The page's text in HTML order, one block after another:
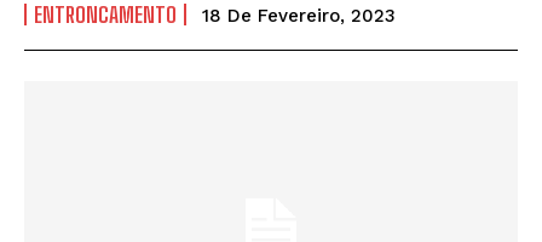
ENTRONCAMENTO 18 De Fevereiro, 2023